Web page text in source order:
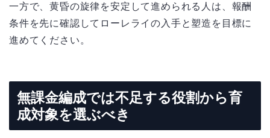
一方で、黄昏の旋律を安定して進められる人は、報酬
条件を先に確認してローレライの入手と塑造を目標に
進めてください。
無課金編成では不足する役割から育
成対象を選ぶべき